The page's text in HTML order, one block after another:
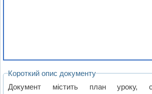
Короткий опис документу
Документ містить план уроку,